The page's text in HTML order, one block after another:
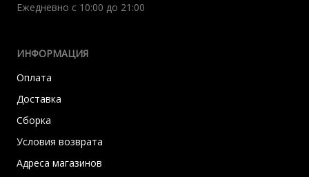
Ежедневно с 10:00 до 21:00
ИНФОРМАЦИЯ
Оплата
Доставка
Сборка
Условия возврата
Адреса магазинов